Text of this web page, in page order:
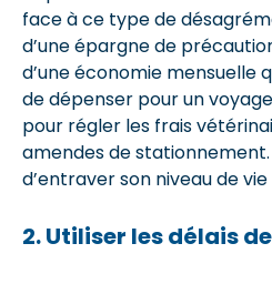
face à ce type de
d’une épargne de
d’une économie mensuelle
de dépenser pour un
pour régler les frais
amendes de
d’entraver son niveau de vie
2. Utiliser les délais